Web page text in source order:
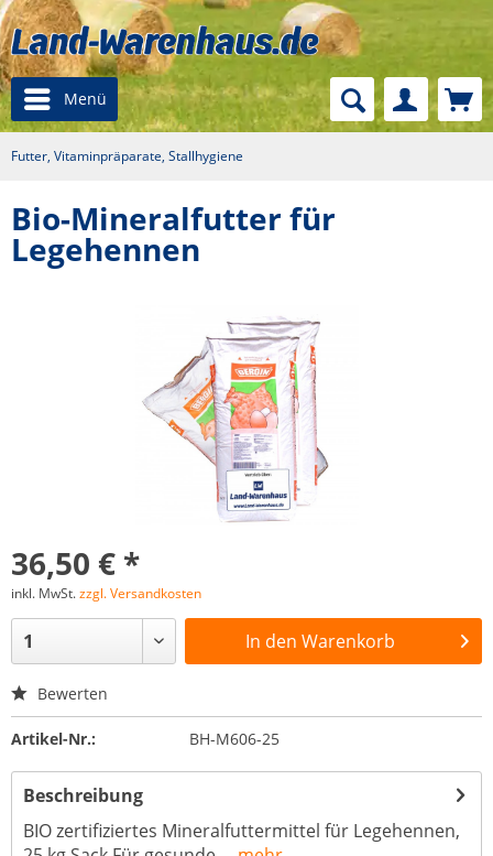
Menü
Futter, Vitaminpräparate, Stallhygiene
Bio-Mineralfutter für
Legehennen
36,50 € *
inkl. MwSt.zzgl. Versandkosten
In den Warenkorb
Bewerten
Artikel-Nr.: BH-M606-25
Beschreibung
BIO zertifiziertes Mineralfuttermittel für Legehennen,